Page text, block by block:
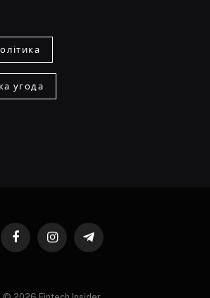
угода
FacebookInstagramTelegram